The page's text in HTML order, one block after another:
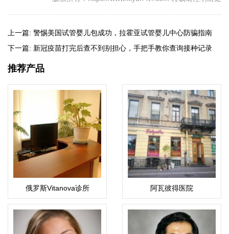
上一篇: 警惕美国试管婴儿包成功，拉霍亚试管婴儿中心防骗指南
下一篇: 新冠疫苗打完后查不到别担心，手把手教你查询接种记录
推荐产品
俄罗斯Vitanova诊所 阿瓦彼得医院